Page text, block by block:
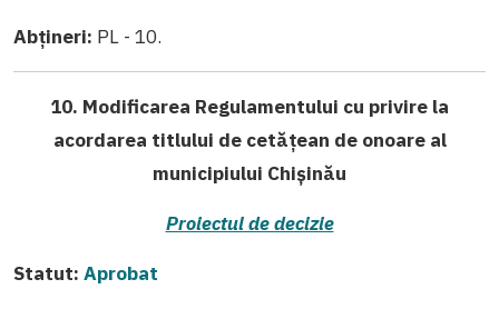
Abțineri: PL - 10.
10. Modificarea Regulamentului cu privire la
acordarea titlului de cetăţean de onoare al
municipiului Chişinău
Proiectul de decizie
Statut: Aprobat